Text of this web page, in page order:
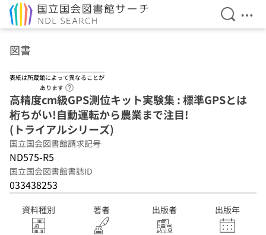
検索を
メ
図書
表紙は所蔵館によって異なることが
あります
高精度cm級GPS測位キット実験集 : 標準GPSとは
桁ちがい!自動運転から農業まで注目!
(トライアルシリーズ)
国立国会図書館請求記号
ND575-R5
国立国会図書館書誌ID
033438253
資料種別 著者 出版者 出版年